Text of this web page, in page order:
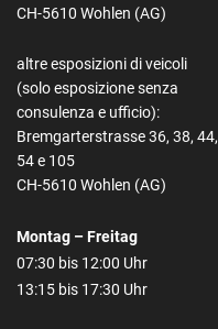
CH-5610 Wohlen (AG)
altre esposizioni di veicoli
(solo esposizione senza
consulenza e ufficio):
Bremgarterstrasse 36, 38, 44,
54 e 105
CH-5610 Wohlen (AG)
Montag – Freitag
07:30 bis 12:00 Uhr
13:15 bis 17:30 Uhr